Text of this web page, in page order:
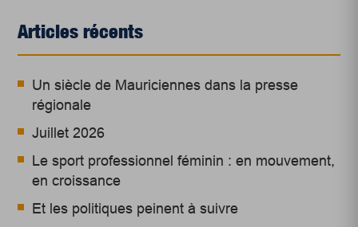
Articles récents
Un siècle de Mauriciennes dans la presse
régionale
Juillet 2026
Le sport professionnel féminin : en mouvement,
en croissance
Et les politiques peinent à suivre